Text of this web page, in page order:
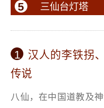
5 三仙台灯塔
1
汉人的李铁拐
传说
八仙，在中国道教及